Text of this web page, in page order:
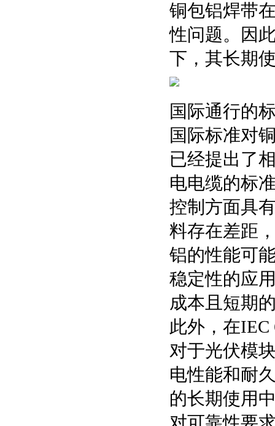
铜包铝焊带
性问题。因
下，其长期
国际通行的
国际标准对
已经提出了
电电缆的标
控制方面具
料存在差距
铝的性能可
稳定性的应
成本且短期
此外，在
对于光伏模
电性能和耐
的长期使用